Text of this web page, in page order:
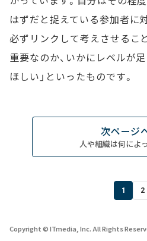
はずだと捉えている参加者に
必ずリンクして考えさせるこ
重要なのか、いかにレベルが
ほしい」といったものです。
次ページ
人や組織は何によ
1 2
Copyright © ITmedia, Inc. All Rights